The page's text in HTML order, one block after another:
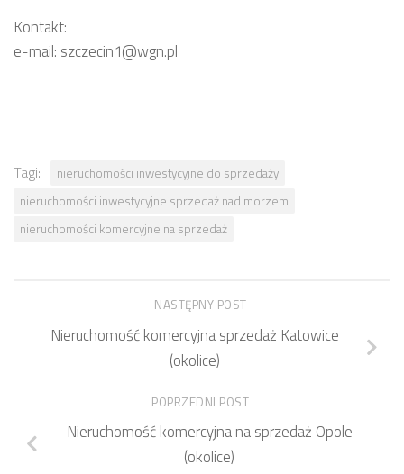
Kontakt:
e-mail: szczecin1@wgn.pl
Tagi:
nieruchomości inwestycyjne do sprzedaży
nieruchomości inwestycyjne sprzedaż nad morzem
nieruchomości komercyjne na sprzedaż
NASTĘPNY POST
Nieruchomość komercyjna sprzedaż Katowice
(okolice)
POPRZEDNI POST
Nieruchomość komercyjna na sprzedaż Opole
(okolice)